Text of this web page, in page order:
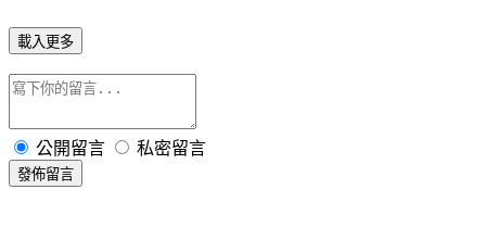
載入更多
公開留言 私密留言
發佈留言